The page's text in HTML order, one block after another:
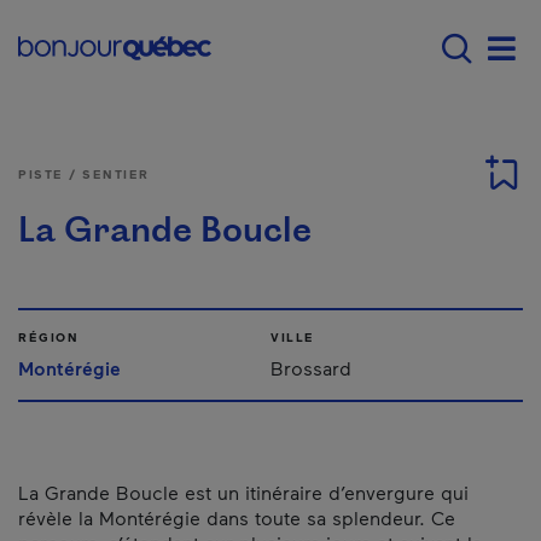
Main navigation -
PISTE / SENTIER
La Grande Boucle
RÉGION
Montérégie
VILLE
Brossard
La Grande Boucle est un itinéraire d’envergure qui
révèle la Montérégie dans toute sa splendeur. Ce